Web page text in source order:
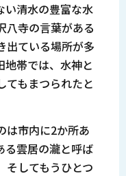
い清水の豊富な水
八寺の言葉がある
出ている場所が多
地帯では、水神と
てもまつられたと
は市内に2か所あ
る雲居の瀧と呼ば
そしてもうひとつ